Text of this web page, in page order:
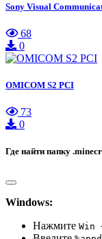
Sony Visual
68
0
OMICOM S2 PCI
73
0
Где найти папку
Windows:
Нажмите Win